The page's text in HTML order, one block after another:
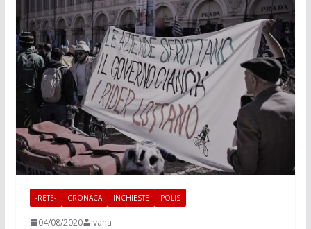
-RETE- CRONACA INCHIESTE POLIS
04/08/2020 ivana